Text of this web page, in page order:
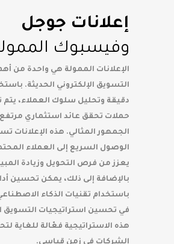
إعلانات جوجل
وفيسبوك
الإعلانات الممولة هي واحدة من
التسويق الإلكتروني الحديثة.
دقيقة وتحليل سلوك العملاء،
حملات تحقق عائد استثماري
الجمهور المثالي. هذه الإعلانات
الوصول السريع إلى العملاء
يعزز من فرص التحويل وزيادة
بالإضافة إلى ذلك، يمكن تحسين
باستخدام تقنيات الذكاء
في تحسين استراتيجيات التسويق
هذه الاستراتيجية فعّالة للغاية
الشركات في زمن قياسي.